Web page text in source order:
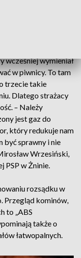
wcześniej wymieniał
w piwnicy. To tam
trzecie takie
Dlatego strażacy
– Należy
jest gaz do
który redukuje nam
być sprawny i nie
Wrzesiński,
PSP w Żninie.
rozsądku w
Przegląd kominów,
to „ABS
także o
łatwopalnych.